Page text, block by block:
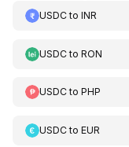
USDCto INR
USDCto RON
USDCto PHP
USDCto EUR